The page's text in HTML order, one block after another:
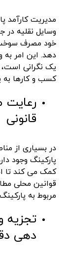
مدیریت
وسایل نقلیه
خود مصرف سوخت
دهد. این امر
یک نگرانی است،
کسب و کارها
رعایت
قانونی
در بسیاری از
پارکینگ وجود
کمک می کند تا
قوانین محلی
مربوط به
تجزیه
دهی